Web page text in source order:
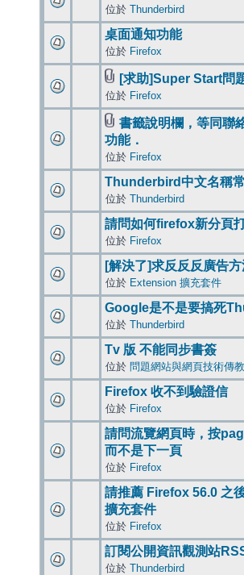
位於 Thunderbird
桌面通知功能
位於 Firefox
[求助]Super Start問
位於 Firefox
書籤說明欄，等同聯
功能．
位於 Firefox
Thunderbird中文名稱
位於 Thunderbird
請問如何firefox新分頁
位於 Firefox
[解決了]求反反反廣告方
位於 Extension 擴充套件
Google是不是要搞死
位於 Thunderbird
Tv 版 不能同步書簽
位於 問題網站與網頁技術傳教
Firefox 收不到驗證信
位於 Firefox
請問流覽網頁時，按
而不是下一頁
位於 Firefox
請推薦 Firefox 56.0 之
擴充套件
位於 Firefox
訂閱公開資訊觀測站
位於 Thunderbird